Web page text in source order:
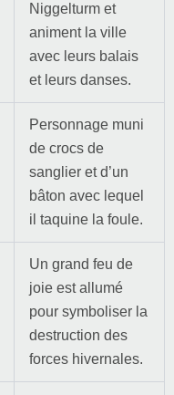
Niggelturm et
animent la ville
avec leurs balais
et leurs danses.
Personnage muni
de crocs de
sanglier et d’un
bâton avec lequel
il taquine la foule.
Un grand feu de
joie est allumé
pour symboliser la
destruction des
forces hivernales.